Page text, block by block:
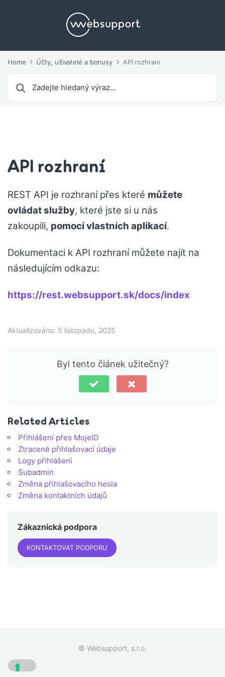
Home Účty, uživatelé a bonusy API rozhraní
For
API rozhraní
REST API je rozhraní přes které můžete
ovládat služby, které jste si u nás
zakoupili, pomocí vlastních aplikací.
Dokumentaci k API rozhraní můžete najít na
následujícím odkazu:
https://rest.websupport.sk/docs/index
Aktualizováno: 5 listopadu, 2025
Byl tento článek užitečný?
Related Articles
Přihlášení přes MojeID
Ztracené přihlašovací údaje
Logy přihlášení
Subadmin
Změna přihlašovacího hesla
Změna kontaktních údajů
Zákaznická podpora
KONTAKTOVAT PODPORU
© Websupport, s.r.o.